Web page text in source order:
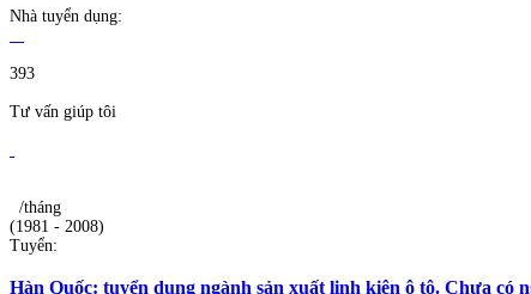
Nhà tuyển dụng:
393
Tư vấn giúp tôi
/tháng
(1981 - 2008)
Tuyển:
Hàn Quốc: tuyển dụng ngành sản xuất linh kiện ô tô. Chưa có